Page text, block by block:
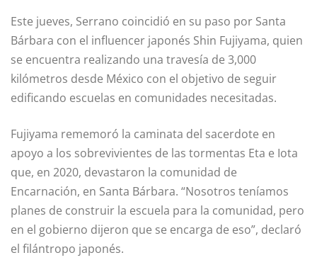
Este jueves, Serrano coincidió en su paso por Santa
Bárbara con el influencer japonés Shin Fujiyama, quien
se encuentra realizando una travesía de 3,000
kilómetros desde México con el objetivo de seguir
edificando escuelas en comunidades necesitadas.
Fujiyama rememoró la caminata del sacerdote en
apoyo a los sobrevivientes de las tormentas Eta e Iota
que, en 2020, devastaron la comunidad de
Encarnación, en Santa Bárbara. “Nosotros teníamos
planes de construir la escuela para la comunidad, pero
en el gobierno dijeron que se encarga de eso”, declaró
el filántropo japonés.